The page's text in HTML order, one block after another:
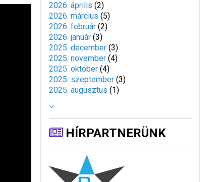
2026. április (2)
2026. március (5)
2026. február (2)
2026. január (3)
2025. december (3)
2025. november (4)
2025. október (4)
2025. szeptember (3)
2025. augusztus (1)
HÍRPARTNERÜNK